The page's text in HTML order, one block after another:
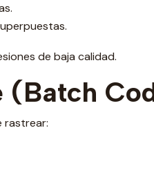
de baja calidad.
(Batch
rastrear: